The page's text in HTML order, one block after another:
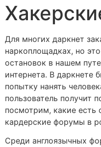
Для многих даркнет
наркоплощадках, но
остановок в нашем
интернета. В даркнете
попытку нанять
пользователь получит
посмотрим, какие есть
кардерские форумы в
Среди англоязычных